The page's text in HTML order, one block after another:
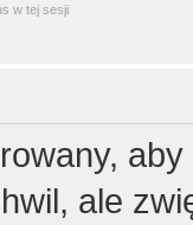
w tej sesji
ale